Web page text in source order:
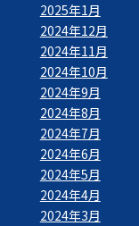
2025年1月
2024年12月
2024年11月
2024年10月
2024年9月
2024年8月
2024年7月
2024年6月
2024年5月
2024年4月
2024年3月